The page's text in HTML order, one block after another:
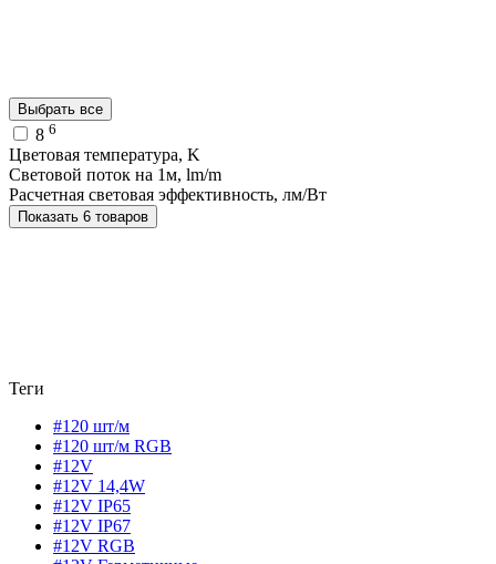
Выбрать все
8 6
Цветовая температура, K
Световой поток на 1м, lm/m
Расчетная световая эффективность, лм/Вт
Показать 6 товаров
Теги
#120 шт/м
#120 шт/м RGB
#12V
#12V 14,4W
#12V IP65
#12V IP67
#12V RGB